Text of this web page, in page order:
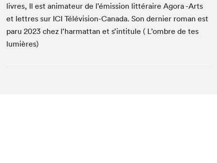
livres, Il est animateur de l’émission littéraire Agora -Arts
et lettres sur ICI Télévision-Canada. Son dernier roman est
paru 2023 chez l’harmattan et s’intitule ( L’ombre de tes
lumières)